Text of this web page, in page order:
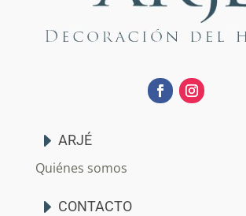
ARJÉ
Quiénes somos
CONTACTO